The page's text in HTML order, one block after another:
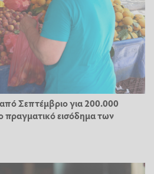
Σεπτέμβριο για 200.000
πραγματικό εισόδημα των